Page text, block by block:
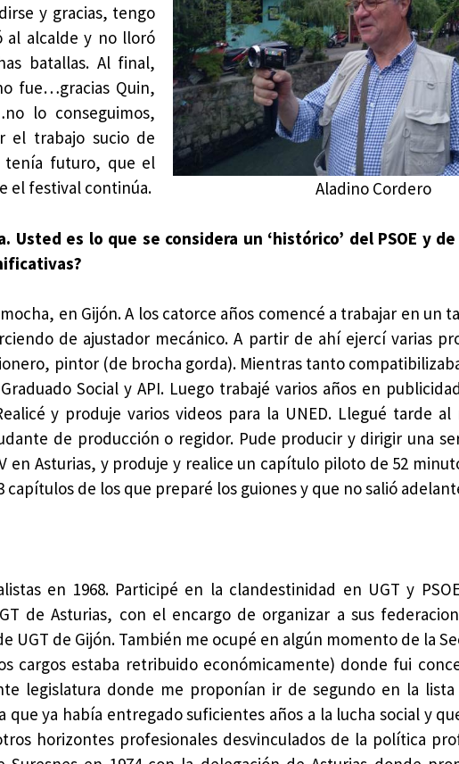
Aladino Cordero
y gracias, tengo
al alcalde y no lloró
batallas. Al final,
fue…gracias Quin,
lo conseguimos,
el trabajo sucio de
futuro, que el
el festival continúa.
es lo que se considera un ‘histórico’ del PSOE y de
en Gijón. A los catorce años comencé a trabajar en un
de ajustador mecánico. A partir de ahí ejercí varias
pintor (de brocha gorda). Mientras tanto
Social y API. Luego trabajé varios años en
y produje varios videos para la UNED. Llegué tarde
de producción o regidor. Pude producir y dirigir una
en Asturias, y produje y realice un capítulo piloto de 52
capítulos de los que preparé los guiones y que no salió
en 1968. Participé en la clandestinidad en UGT y
de Asturias, con el encargo de organizar a sus
UGT de Gijón. También me ocupé en algún momento de la
cargos estaba retribuido económicamente) donde fui
legislatura donde me proponían ir de segundo en la
ya había entregado suficientes años a la lucha social y
horizontes profesionales desvinculados de la política